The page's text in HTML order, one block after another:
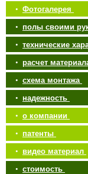
• Фотогалерея
• полы своими
• технические
• расчет
• схема монтажа
• надежность
• о компании
• патенты
• видео материал
• стоимость